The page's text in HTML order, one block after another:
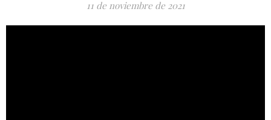
11 de noviembre de 2021